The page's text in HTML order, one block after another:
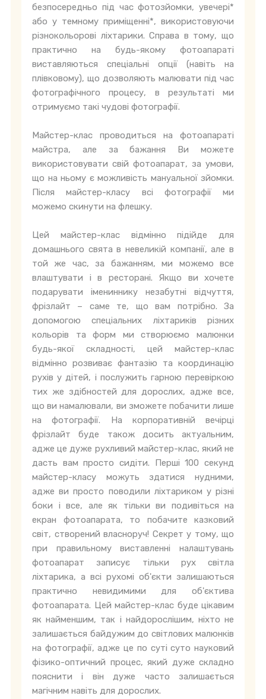
безпосередньо під час фотозйомки, увечері*
або у темному приміщенні*, використовуючи
різнокольорові ліхтарики. Справа в тому, що
практично на будь-якому фотоапараті
виставляються спеціальні опції (навіть на
плівковому), що дозволяють малювати під час
фотографічного процесу, в результаті ми
отримуємо такі чудові фотографії.
Майстер-клас проводиться на фотоапараті
майстра, але за бажання Ви можете
використовувати свій фотоапарат, за умови,
що на ньому є можливість мануальної зйомки.
Після майстер-класу всі фотографії ми
можемо скинути на флешку.
Цей майстер-клас відмінно підійде для
домашнього свята в невеликій компанії, але в
той же час, за бажанням, ми можемо все
влаштувати і в ресторані. Якщо ви хочете
подарувати імениннику незабутні відчуття,
фрізлайт – саме те, що вам потрібно. За
допомогою спеціальних ліхтариків різних
кольорів та форм ми створюємо малюнки
будь-якої складності, цей майстер-клас
відмінно розвиває фантазію та координацію
рухів у дітей, і послужить гарною перевіркою
тих же здібностей для дорослих, адже все,
що ви намалювали, ви зможете побачити лише
на фотографії. На корпоративній вечірці
фрізлайт буде також досить актуальним,
адже це дуже рухливий майстер-клас, який не
дасть вам просто сидіти. Перші 100 секунд
майстер-класу можуть здатися нудними,
адже ви просто поводили ліхтариком у різні
боки і все, але як тільки ви подивіться на
екран фотоапарата, то побачите казковий
світ, створений власноруч! Секрет у тому, що
при правильному виставленні налаштувань
фотоапарат записує тільки рух світла
ліхтарика, а всі рухомі об'єкти залишаються
практично невидимими для об'єктива
фотоапарата. Цей майстер-клас буде цікавим
як найменшим, так і найдорослішим, ніхто не
залишається байдужим до світлових малюнків
на фотографії, адже це по суті суто науковий
фізико-оптичний процес, який дуже складно
пояснити і він дуже часто залишається
магічним навіть для дорослих.